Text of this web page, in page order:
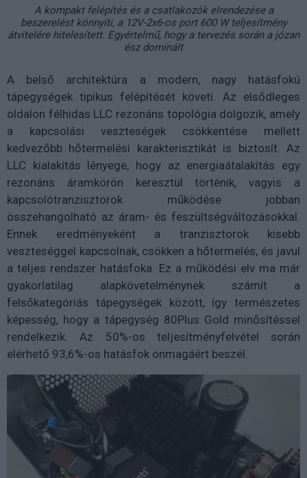
A kompakt felépítés és a csatlakozók elrendezése a
beszerelést könnyíti, a 12V-2x6-os port 600 W teljesítmény
átvitelére hitelesített. Egyértelmű, hogy a tervezés során a józan
ész dominált
A belső architektúra a modern, nagy hatásfokú
tápegységek tipikus felépítését követi. Az elsődleges
oldalon félhidas LLC rezonáns topológia dolgozik, amely
a kapcsolási veszteségek csökkentése mellett
kedvezőbb hőtermelési karakterisztikát is biztosít. Az
LLC kialakítás lényege, hogy az energiaátalakítás egy
rezonáns áramkörön keresztül történik, vagyis a
kapcsolótranzisztorok működése jobban
összehangolható az áram- és feszültségváltozásokkal.
Ennek eredményeként a tranzisztorok kisebb
veszteséggel kapcsolnak, csökken a hőtermelés, és javul
a teljes rendszer hatásfoka. Ez a működési elv ma már
gyakorlatilag alapkövetelménynek számít a
felsőkategóriás tápegységek között, így természetes
képesség, hogy a tápegység 80Plus Gold minősítéssel
rendelkezik. Az 50%-os teljesítményfelvétel során
elérhető 93,6%-os hatásfok önmagáért beszél.